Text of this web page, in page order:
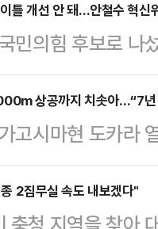
·경찰청 등 4개
결위 전체회의에
제출안보다 1조
해 예결위회의장
은 정부안보다 1
여당 간사인…
틀 개선 안 돼…안철수 혁신
민의힘 후보로 나
수 의원이 내정
원장이라고 생각
석 비상대책위원
는 국민의힘이 개
있다"며 "하루 이
상공까지 치솟아…“7년
고시마현 도카라
)지진’(특정 지
어 인근 지역에
2집무실 속도 내보겠다"